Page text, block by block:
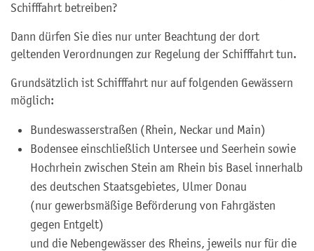
Schifffahrt betreiben?
Dann dürfen Sie dies nur unter Beachtung der dort
geltenden Verordnungen zur Regelung der Schifffahrt tun.
Grundsätzlich ist Schifffahrt nur auf folgenden Gewässern
möglich:
Bundeswasserstraßen (Rhein, Neckar und Main)
Bodensee einschließlich Untersee und Seerhein sowie
Hochrhein zwischen Stein am Rhein bis Basel innerhalb
des deutschen Staatsgebietes, Ulmer Donau
(nur gewerbsmäßige Beförderung von Fahrgästen
gegen Entgelt)
und die Nebengewässer des Rheins, jeweils nur für die